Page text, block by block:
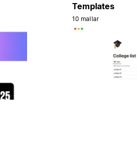
Templates
10 mallar